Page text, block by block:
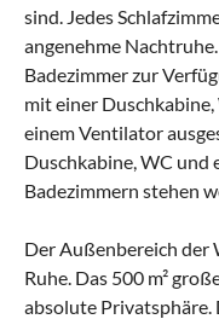
sind. Jedes
angenehme
Badezimmer zur
mit einer
einem Ventilator
Duschkabine, WC und
Badezimmern stehen
Der Außenbereich der
Ruhe. Das 500 m²
absolute Privatsphäre.